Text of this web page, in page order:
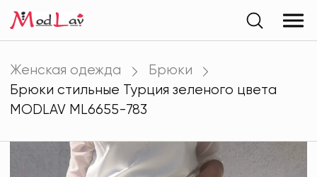
Женская одежда
Брюки
Брюки стильные Турция зеленого цвета
MODLAV ML6655-783